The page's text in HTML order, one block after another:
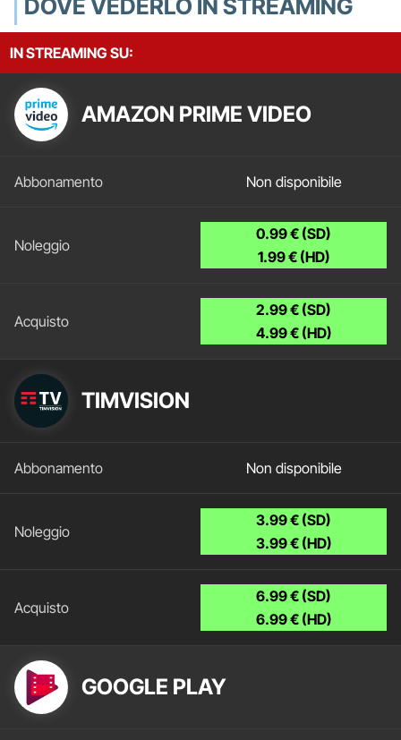
DOVE VEDERLO IN STREAMING
IN STREAMING SU:
AMAZON PRIME VIDEO
Non disponibile
0.99 € (SD)
1.99 € (HD)
2.99 € (SD)
4.99 € (HD)
TIMVISION
Non disponibile
3.99 € (SD)
3.99 € (HD)
6.99 € (SD)
6.99 € (HD)
GOOGLE PLAY